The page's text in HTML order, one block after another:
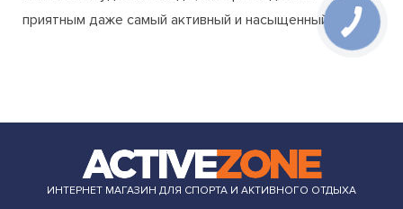
приятным даже самый активный и насыщенный день.
ИНТЕРНЕТ МАГАЗИН ДЛЯ СПОРТА И АКТИВНОГО ОТДЫХА